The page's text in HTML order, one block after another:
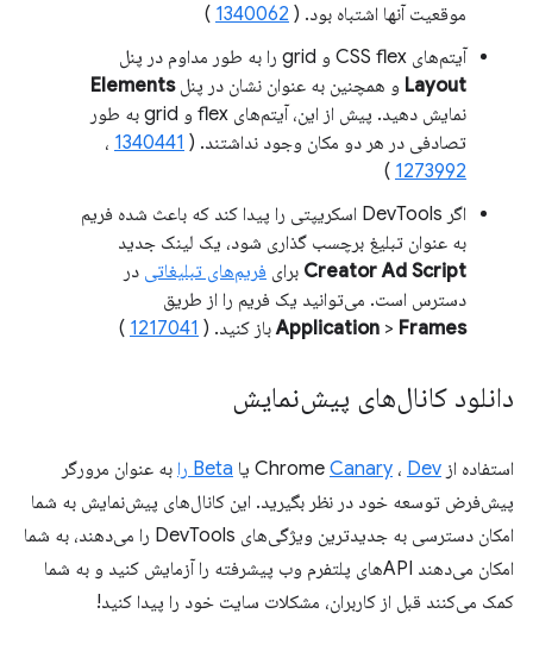
موقعیت آنها اشتباه بود. ( 1340062
)
آیتم‌های CSS flex و grid را به طور مداوم در پنل
Layout و همچنین به عنوان نشان در پنلElements
نمایش دهید. پیش از این، آیتم‌های flex و grid به طور
تصادفی در هر دو مکان وجود نداشتند. ( 1340441 ،
1273992
)
اگر DevTools اسکریپتی را پیدا کند که باعث شده فریم
به عنوان تبلیغ برچسب گذاری شود، یک لینک جدید
Creator Ad Script برای فریم‌های تبلیغاتی در
دسترس است. می‌توانید یک فریم را از طریق
Application > Frames باز کنید. ( 1217041
)
دانلود کانال‌های پیش‌نمایش
استفاده از Chrome Canary ، Dev یا Beta را
به عنوان مرورگر
پیش‌فرض توسعه خود در نظر بگیرید. این کانال‌های پیش‌نمایش به شما
امکان دسترسی به جدیدترین ویژگی‌های DevTools را می‌دهند، به شما
امکان می‌دهند APIهای پلتفرم وب پیشرفته را آزمایش کنید و به شما
کمک می‌کنند قبل از کاربران، مشکلات سایت خود را پیدا کنید!